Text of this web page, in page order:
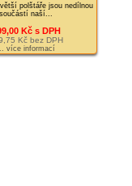
polštáře jsou nedílnou
součástí naší...
Kč s DPH
Kč bez DPH
... více informací